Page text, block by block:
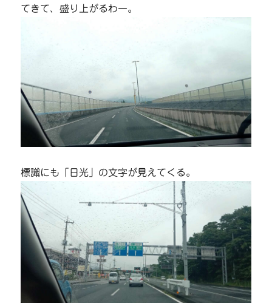
てきて、盛り上がるわー。
標識にも「日光」の文字が見えてくる。